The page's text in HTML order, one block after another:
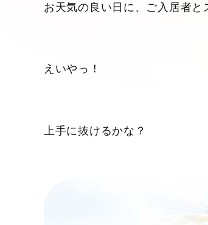
お天気の良い日に、ご入居者と
えいやっ！
上手に抜けるかな？